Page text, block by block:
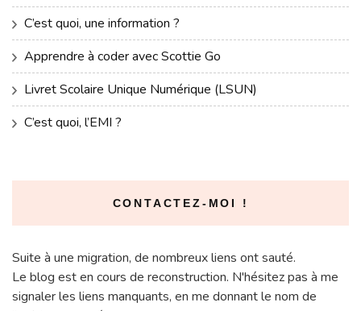
C’est quoi, une information ?
Apprendre à coder avec Scottie Go
Livret Scolaire Unique Numérique (LSUN)
C’est quoi, l’EMI ?
CONTACTEZ-MOI !
Suite à une migration, de nombreux liens ont sauté.
Le blog est en cours de reconstruction. N'hésitez pas à me
signaler les liens manquants, en me donnant le nom de